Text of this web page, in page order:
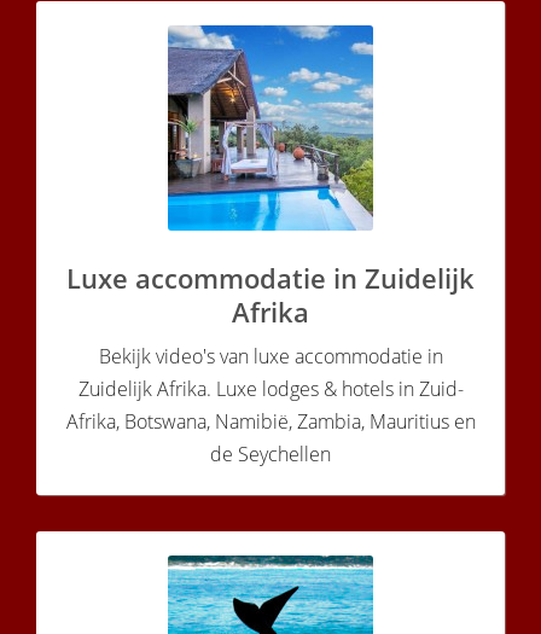
Luxe accommodatie in Zuidelijk
Afrika
Bekijk video's van luxe accommodatie in
Zuidelijk Afrika. Luxe lodges & hotels in Zuid-
Afrika, Botswana, Namibië, Zambia, Mauritius en
de Seychellen